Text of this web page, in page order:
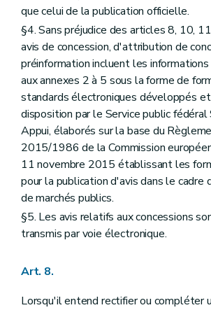
que celui de la publication officielle.
§4. Sans préjudice des articles 8, 10,
avis de concession, d'attribution de
préinformation incluent les
aux annexes 2 à 5 sous la forme de
standards électroniques développés et
disposition par le Service public
Appui, élaborés sur la base du
2015/1986 de la Commission
11 novembre 2015 établissant les
pour la publication d'avis dans le cadre
de marchés publics.
§5. Les avis relatifs aux concessions
transmis par voie électronique.
Art. 8.
Lorsqu'il entend rectifier ou compléter